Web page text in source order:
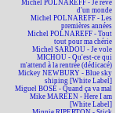
Michel POLNAREFF - Je rêve
d'un monde
Michel POLNAREFF - Les
premières années
Michel POLNAREFF - Tout
tout pour ma chérie
Michel SARDOU - Je vole
MICHOU - Qu'est-ce qui
m'attend à la rentrée (dédicacé)
Mickey NEWBURY - Blue sky
shining [White Label]
Miguel BOSÉ - Quand ça va mal
Mike MAREEN - Here I am
[White Label]